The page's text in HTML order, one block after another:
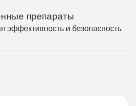
препараты
эффективность и безопасность